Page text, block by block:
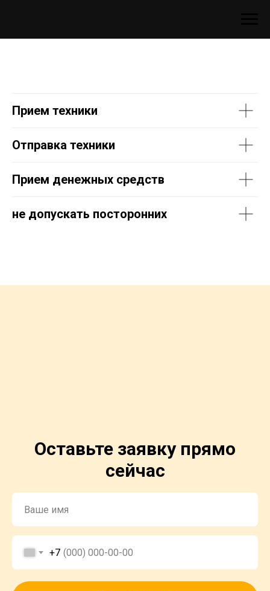
Прием техники
Отправка техники
Прием денежных средств
не допускать посторонних
Оставьте заявку прямо
сейчас
+7